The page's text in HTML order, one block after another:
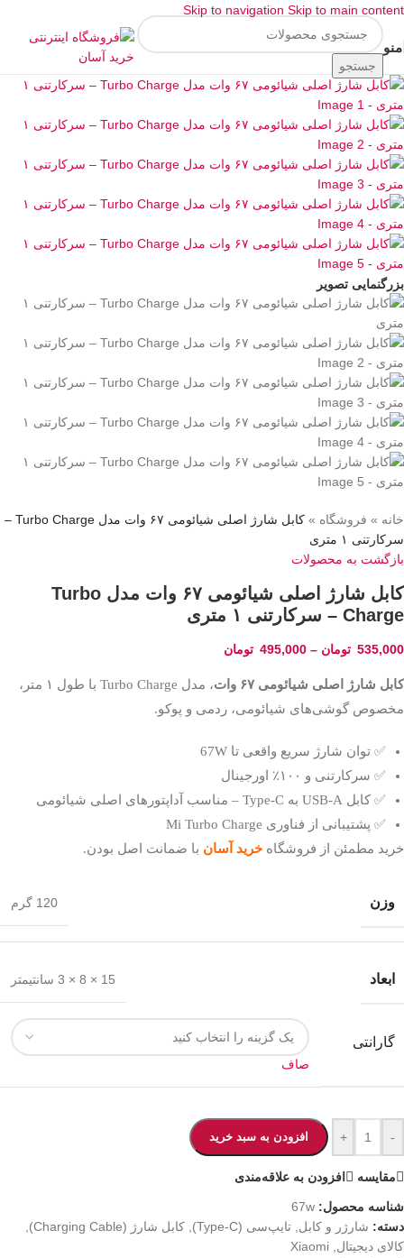
Skip to navigation Skip to main content
منو
جستجو
بزرگنمایی تصویر
خانه » فروشگاه »
کابل شارژ اصلی شیائومی ۶۷ وات مدل Turbo Charge –
سرکارتنی ۱ متری
بازگشت به محصولات
کابل شارژ اصلی شیائومی ۶۷ وات مدل Turbo
Charge – سرکارتنی ۱ متری
535,000 تومان –
495,000 تومان
کابل شارژ اصلی شیائومی ۶۷ وات
، مدل Turbo Charge با طول ۱ متر،
مخصوص گوشی‌های شیائومی، ردمی و پوکو.
✅ توان شارژ سریع واقعی تا 67W
✅ سرکارتنی و ۱۰۰٪ اورجینال
✅ کابل USB-A به Type-C – مناسب آداپتورهای اصلی شیائومی
✅ پشتیبانی از فناوری Mi Turbo Charge
خرید مطمئن از فروشگاه خرید آسان با ضمانت اصل بودن.
وزن 120 گرم
ابعاد 15 × 8 × 3 سانتیمتر
گارانتی
صاف
-
+ افزودن به سبد خرید
مقایسه افزودن به علاقه‌مندی
شناسه محصول: 67w
دسته: شارژر و کابل تایپ‌سی (Type-C) کابل شارژ (Charging Cable)
کالای دیجیتال Xiaomi